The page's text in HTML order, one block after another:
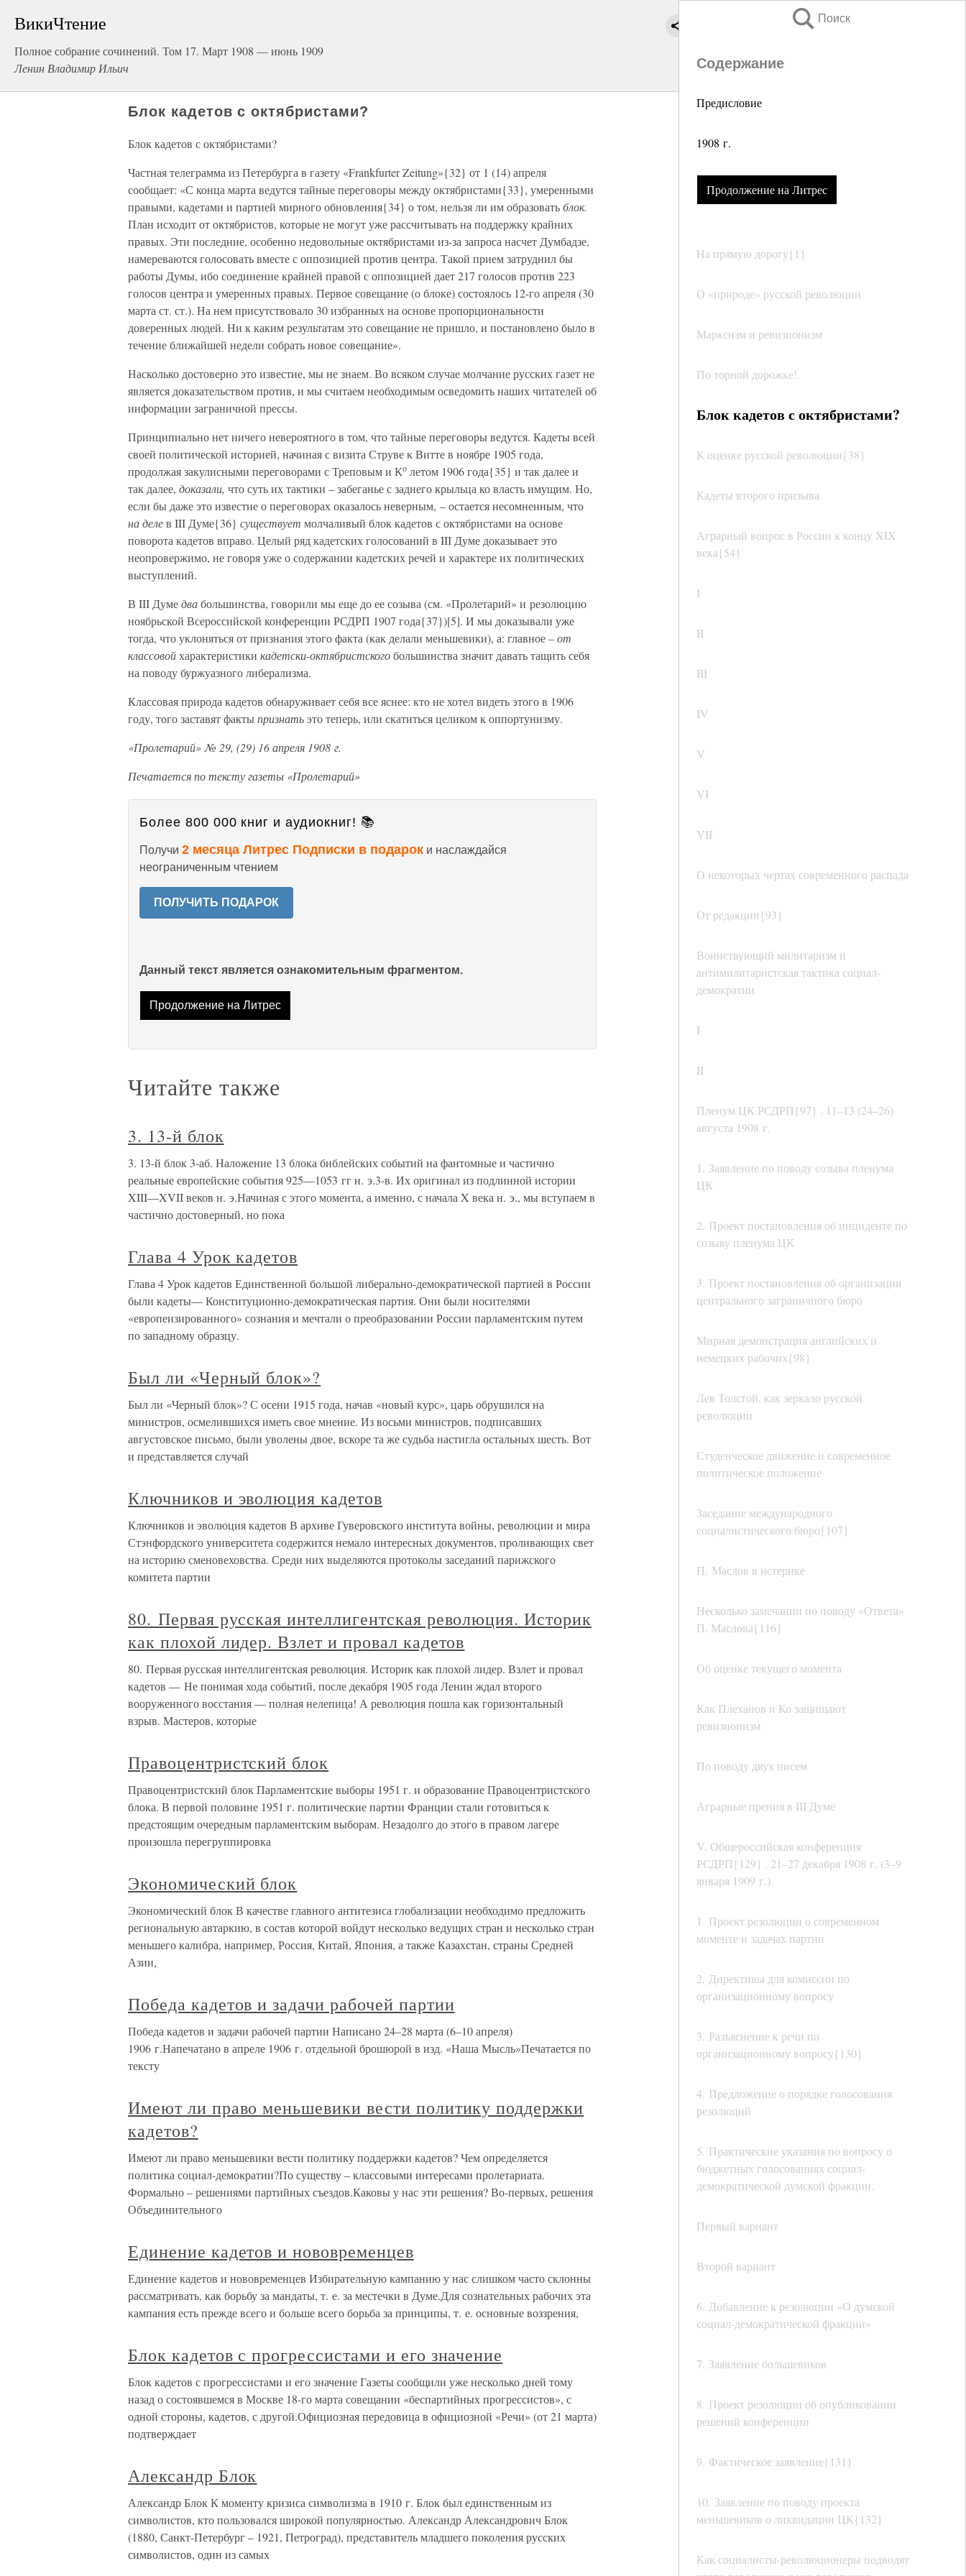
ВикиЧтение
Полное собрание сочинений. Том 17. Март 1908 — июнь 1909
Ленин Владимир Ильич
Поиск
Содержание
Предисловие
1908 г.
Продолжение на Литрес
На прямую дорогу{1}
О «природе» русской революции
Марксизм и ревизионизм
По торной дорожке!
Блок кадетов с октябристами?
К оценке русской революции{38}
Кадеты второго призыва
Аграрный вопрос в России к концу XIX
века{54}
I
II
III
IV
V
VI
VII
О некоторых чертах современного распада
От редакции{93}
Воинствующий милитаризм и
антимилитаристская тактика социал-
демократии
I
II
Пленум ЦК РСДРП{97} . 11–13 (24–26)
августа 1908 г.
1. Заявление по поводу созыва пленума
ЦК
2. Проект постановления об инциденте по
созыву пленума ЦК
3. Проект постановления об организации
центрального заграничного бюро
Мирная демонстрация английских и
немецких рабочих{98}
Лев Толстой, как зеркало русской
революции
Студенческое движение и современное
политическое положение
Заседание международного
социалистического бюро{107}
П. Маслов в истерике
Несколько замечании по поводу «Ответа»
П. Маслова{116}
Об оценке текущего момента
Как Плеханов и Ко защищают
ревизионизм
По поводу двух писем
Аграрные прения в III Думе
V. Общероссийская конференция
РСДРП{129} . 21–27 декабря 1908 г. (3–9
января 1909 г.)
1. Проект резолюции о современном
моменте и задачах партии
2. Директивы для комиссии по
организационному вопросу
3. Разъяснение к речи по
организационному вопросу{130}
4. Предложение о порядке голосования
резолюций
5. Практические указания по вопросу о
бюджетных голосованиях социал-
демократической думской фракции.
Первый вариант
Второй вариант
6. Добавление к резолюции «О думской
социал-демократической фракции»
7. Заявление большевиков
8. Проект резолюции об опубликовании
решений конференции
9. Фактическое заявление{131}
10. Заявление по поводу проекта
меньшевиков о ликвидации ЦК{132}
Как социалисты-революционеры подводят
Блок кадетов с октябристами?
Блок кадетов с октябристами?
Частная телеграмма из Петербурга в газету «Frankfurter Zeitung»{32} от 1 (14) апреля
сообщает: «С конца марта ведутся тайные переговоры между октябристами{33}, умеренными
правыми, кадетами и партией мирного обновления{34} о том, нельзя ли им образоватьблок.
План исходит от октябристов, которые не могут уже рассчитывать на поддержку крайних
правых. Эти последние, особенно недовольные октябристами из-за запроса насчет Думбадзе,
намереваются голосовать вместе с оппозицией против центра. Такой прием затруднил бы
работы Думы, ибо соединение крайней правой с оппозицией дает 217 голосов против 223
голосов центра и умеренных правых. Первое совещание (о блоке) состоялось 12-го апреля (30
марта ст. ст.). На нем присутствовало 30 избранных на основе пропорциональности
доверенных людей. Ни к каким результатам это совещание не пришло, и постановлено было в
течение ближайшей недели собрать новое совещание».
Насколько достоверно это известие, мы не знаем. Во всяком случае молчание русских газет не
является доказательством против, и мы считаем необходимым осведомить наших читателей об
информации заграничной прессы.
Принципиально нет ничего невероятного в том, что тайные переговоры ведутся. Кадеты всей
своей политической историей, начиная с визита Струве к Витте в ноябре 1905 года,
продолжая закулисными переговорами с Треповым и Кo летом 1906 года{35} и так далее и
так далее, доказали, что суть их тактики – забеганье с заднего крыльца ко власть имущим. Но,
если бы даже это известие о переговорах оказалось неверным, – остается несомненным, что
на делев III Думе{36} существует молчаливый блок кадетов с октябристами на основе
поворота кадетов вправо. Целый ряд кадетских голосований в III Думе доказывает это
неопровержимо, не говоря уже о содержании кадетских речей и характере их политических
выступлений.
В III Думедвабольшинства, говорили мы еще до ее созыва (см. «Пролетарий» и резолюцию
ноябрьской Всероссийской конференции РСДРП 1907 года{37})[5]. И мы доказывали уже
тогда, что уклоняться от признания этого факта (как делали меньшевики), а: главное –от
классовойхарактеристики кадетски-октябристскогобольшинства значит давать тащить себя
на поводу буржуазного либерализма.
Классовая природа кадетов обнаруживает себя все яснее: кто не хотел видеть этого в 1906
году, того заставят фактыпризнатьэто теперь, или скатиться целиком к оппортунизму.
«Пролетарий» № 29, (29) 16 апреля 1908 г.
Печатается по тексту газеты «Пролетарий»
Более 800 000 книг и аудиокниг! 📚
Получи 2 месяца Литрес Подписки в подарок и наслаждайся
неограниченным чтением
ПОЛУЧИТЬ ПОДАРОК
Данный текст является ознакомительным фрагментом.
Продолжение на Литрес
Читайте также
3. 13-й блок
3. 13-й блок 3-аб. Наложение 13 блока библейских событий на фантомные и частично
реальные европейские события 925—1053 гг н. э.3-в. Их оригинал из подлинной истории
XIII—XVII веков н. э.Начиная с этого момента, а именно, с начала X века н. э., мы вступаем в
частично достоверный, но пока
Глава 4 Урок кадетов
Глава 4 Урок кадетов Единственной большой либерально-демократической партией в России
были кадеты— Конституционно-демократическая партия. Они были носителями
«европеизированного» сознания и мечтали о преобразовании России парламентским путем
по западному образцу.
Был ли «Черный блок»?
Был ли «Черный блок»? С осени 1915 года, начав «новый курс», царь обрушился на
министров, осмелившихся иметь свое мнение. Из восьми министров, подписавших
августовское письмо, были уволены двое, вскоре та же судьба настигла остальных шесть. Вот
и представляется случай
Ключников и эволюция кадетов
Ключников и эволюция кадетов В архиве Гуверовского института войны, революции и мира
Стэнфордского университета содержится немало интересных документов, проливающих свет
на историю сменовеховства. Среди них выделяются протоколы заседаний парижского
комитета партии
80. Первая русская интеллигентская революция. Историк
как плохой лидер. Взлет и провал кадетов
80. Первая русская интеллигентская революция. Историк как плохой лидер. Взлет и провал
кадетов — Не понимая хода событий, после декабря 1905 года Ленин ждал второго
вооруженного восстания — полная нелепица! А революция пошла как горизонтальный
взрыв. Мастеров, которые
Правоцентристский блок
Правоцентристский блок Парламентские выборы 1951 г. и образование Правоцентристского
блока. В первой половине 1951 г. политические партии Франции стали готовиться к
предстоящим очередным парламентским выборам. Незадолго до этого в правом лагере
произошла перегруппировка
Экономический блок
Экономический блок В качестве главного антитезиса глобализации необходимо предложить
региональную автаркию, в состав которой войдут несколько ведущих стран и несколько стран
меньшего калибра, например, Россия, Китай, Япония, а также Казахстан, страны Средней
Азии,
Победа кадетов и задачи рабочей партии
Победа кадетов и задачи рабочей партии Написано 24–28 марта (6–10 апреля)
1906 г.Напечатано в апреле 1906 г. отдельной брошюрой в изд. «Наша Мысль»Печатается по
тексту
Имеют ли право меньшевики вести политику поддержки
кадетов?
Имеют ли право меньшевики вести политику поддержки кадетов? Чем определяется
политика социал-демократии?По существу – классовыми интересами пролетариата.
Формально – решениями партийных съездов.Каковы у нас эти решения? Во-первых, решения
Объединительного
Единение кадетов и нововременцев
Единение кадетов и нововременцев Избирательную кампанию у нас слишком часто склонны
рассматривать, как борьбу за мандаты, т. е. за местечки в Думе.Для сознательных рабочих эта
кампания есть прежде всего и больше всего борьба за принципы, т. е. основные воззрения,
Блок кадетов с прогрессистами и его значение
Блок кадетов с прогрессистами и его значение Газеты сообщили уже несколько дней тому
назад о состоявшемся в Москве 18-го марта совещании «беспартийных прогрессистов», с
одной стороны, кадетов, с другой.Официозная передовица в официозной «Речи» (от 21 марта)
подтверждает
Александр Блок
Александр Блок К моменту кризиса символизма в 1910 г. Блок был единственным из
символистов, кто пользовался широкой популярностью. Александр Александрович Блок
(1880, Санкт-Петербург – 1921, Петроград), представитель младшего поколения русских
символистов, один из самых